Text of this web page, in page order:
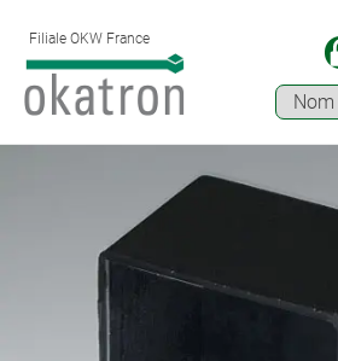
Filiale OKW France